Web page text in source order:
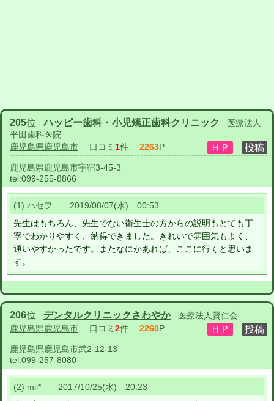
205位ハッピー歯科・小児矯正歯科クリニック
医療法人
平田歯科医院
鹿児島県鹿児島市 口コミ 1件 2263P
鹿児島県鹿児島市宇宿3-45-3
tel:099-255-8866
(1) ハセヲ 2019/08/07(水) 00:53
先生はもちろん、先生でない衛生士の方からの説明もとても丁
寧でわかりやすく、納得できました。きれいで雰囲気もよく、
通いやすかったです。またなにかあれば、ここに行くと思いま
す。
206位 デンタルクリニックさわやか
医療法人賢仁会
鹿児島県鹿児島市 口コミ 2件 2260P
鹿児島県鹿児島市武2-12-13
tel:099-257-8080
(2) mii* 2017/10/25(水) 20:23